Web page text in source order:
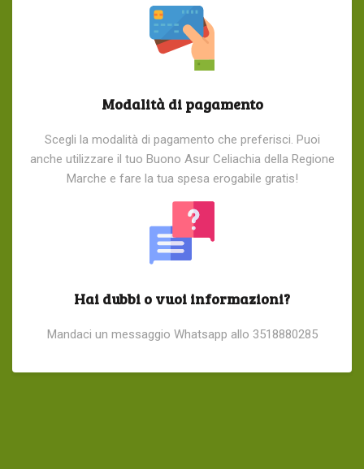
Modalità di pagamento
Scegli la modalità di pagamento che preferisci. Puoi
anche utilizzare il tuo Buono Asur Celiachia della Regione
Marche e fare la tua spesa erogabile gratis!
Hai dubbi o vuoi informazioni?
Mandaci un messaggio Whatsapp allo 3518880285